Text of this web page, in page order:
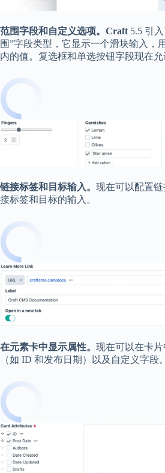
范围字段和自定义选项。Craft 5.5 引
围”字段类型，它显示一个滑块输入，
内的值。复选框和单选按钮字段现在允
链接标签和目标输入。 现在可以配置
接标签和目标的输入。
在元素卡中显示属性。 现在可以在卡
（如 ID 和发布日期）以及自定义字段。